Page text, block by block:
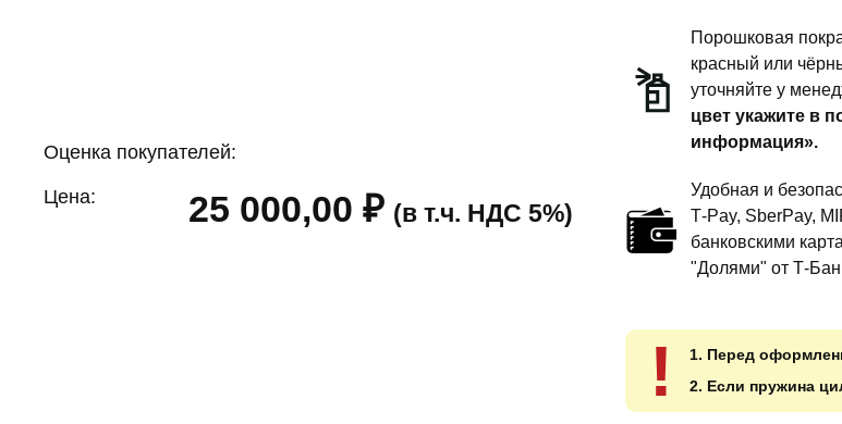
Оценка покупателей:
Цена: 25 000,00₽ (в т.ч. НДС 5%)
комфортПорошковая
красный или
уточняйте у
цвет укажите в
информация».
Удобная и
T‑Pay, SberPay,
банковскими
"Долями" от Т-
!
1. Перед
2. Если пружина